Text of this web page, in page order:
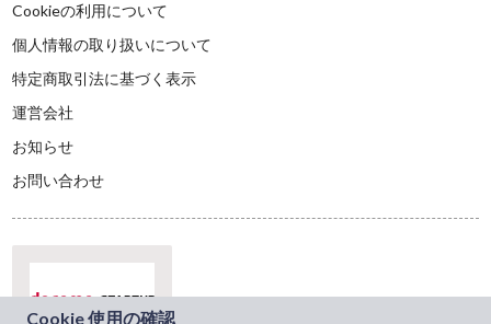
Cookieの利用について
個人情報の取り扱いについて
特定商取引法に基づく表示
運営会社
お知らせ
お問い合わせ